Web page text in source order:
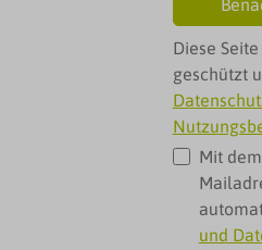
Diese
geschützt
Mit
und